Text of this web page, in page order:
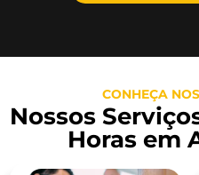
CONHEÇA
Nossos
Horas em